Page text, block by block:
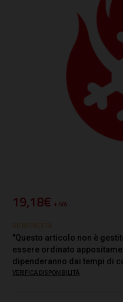
19,18€ + IVA
SU RICHIESTA
"Questo articolo non è
essere ordinato
dipenderanno dai tempi di
VERIFICA DISPONIBILITÀ